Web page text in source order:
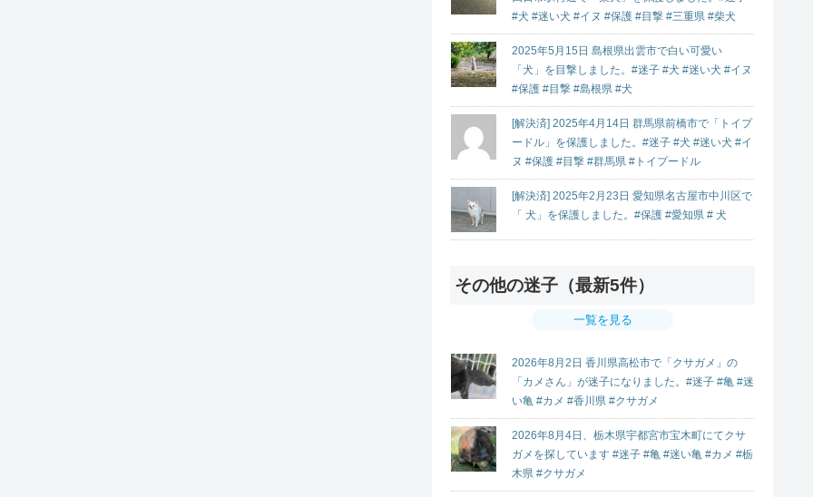
#犬 #迷い犬 #イヌ #保護 #目撃 #三重県 #柴犬
2025年5月15日 島根県出雲市で白い可愛い
「犬」を目撃しました。#迷子 #犬 #迷い犬 #イヌ
#保護 #目撃 #島根県 #犬
[解決済] 2025年4月14日 群馬県前橋市で「トイプ
ードル」を保護しました。#迷子 #犬 #迷い犬 #イ
ヌ #保護 #目撃 #群馬県 #トイプードル
[解決済] 2025年2月23日 愛知県名古屋市中川区で
「 犬」を保護しました。#保護 #愛知県 # 犬
その他の迷子（最新5件）
一覧を見る
2026年8月2日 香川県高松市で「クサガメ」の
「カメさん」が迷子になりました。#迷子 #亀 #迷
い亀 #カメ #香川県 #クサガメ
2026年8月4日、栃木県宇都宮市宝木町にてクサ
ガメを探しています #迷子 #亀 #迷い亀 #カメ #栃
木県 #クサガメ